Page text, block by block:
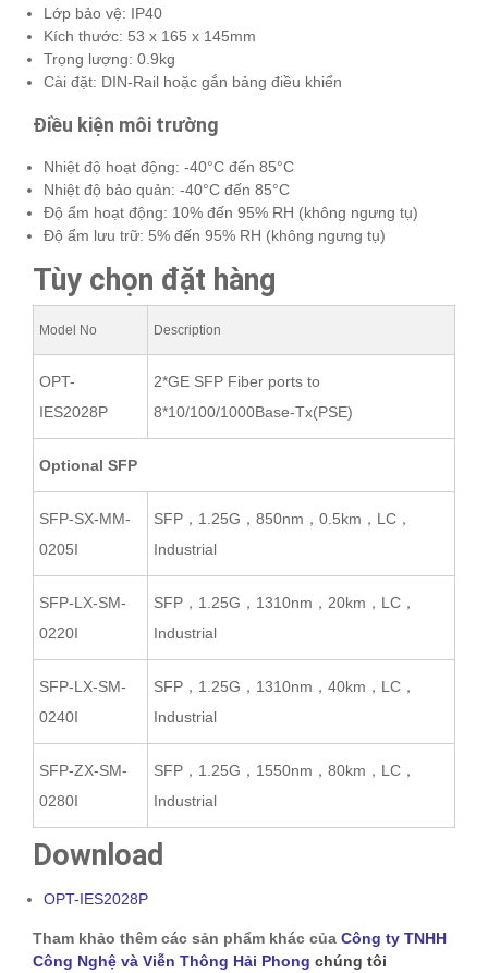
Lớp bảo vệ: IP40
Kích thước: 53 x 165 x 145mm
Trọng lượng: 0.9kg
Cài đặt: DIN-Rail hoặc gắn bảng điều khiển
Điều kiện môi trường
Nhiệt độ hoạt động: -40°C đến 85°C
Nhiệt độ bảo quản: -40°C đến 85°C
Độ ẩm hoạt động: 10% đến 95% RH (không ngưng tụ)
Độ ẩm lưu trữ: 5% đến 95% RH (không ngưng tụ)
Tùy chọn đặt hàng
Model No Description
OPT-
IES2028P
2*GE SFP Fiber ports to
8*10/100/1000Base-Tx(PSE)
Optional SFP
SFP-SX-MM-
0205I
SFP，1.25G，850nm，0.5km，LC，
Industrial
SFP-LX-SM-
0220I
SFP，1.25G，1310nm，20km，LC，
Industrial
SFP-LX-SM-
0240I
SFP，1.25G，1310nm，40km，LC，
Industrial
SFP-ZX-SM-
0280I
SFP，1.25G，1550nm，80km，LC，
Industrial
Download
OPT-IES2028P
Tham khảo thêm các sản phẩm khác của Công ty TNHH
Công Nghệ và Viễn Thông Hải Phong chúng tôi